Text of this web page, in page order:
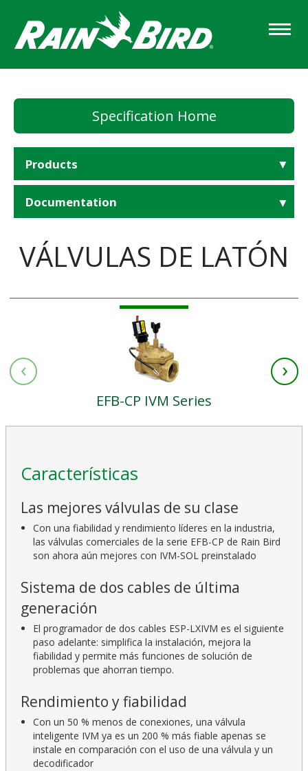
main
content
Specification Home
Products
Documentation
VÁLVULAS DE LATÓN
EFB-CP IVM Series
‹ ›
Características
Las mejores válvulas de su clase
Con una fiabilidad y rendimiento líderes en la industria,
las válvulas comerciales de la serie EFB-CP de Rain Bird
son ahora aún mejores con IVM-SOL preinstalado
Sistema de dos cables de última
generación
El programador de dos cables ESP-LXIVM es el siguiente
paso adelante: simplifica la instalación, mejora la
fiabilidad y permite más funciones de solución de
problemas que ahorran tiempo.
Rendimiento y fiabilidad
Con un 50 % menos de conexiones, una válvula
inteligente IVM ya es un 200 % más fiable apenas se
instale en comparación con el uso de una válvula y un
decodificador